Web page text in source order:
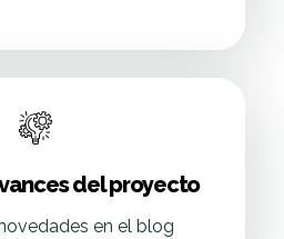
del proyecto
en el blog